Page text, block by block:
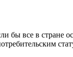
все в стране